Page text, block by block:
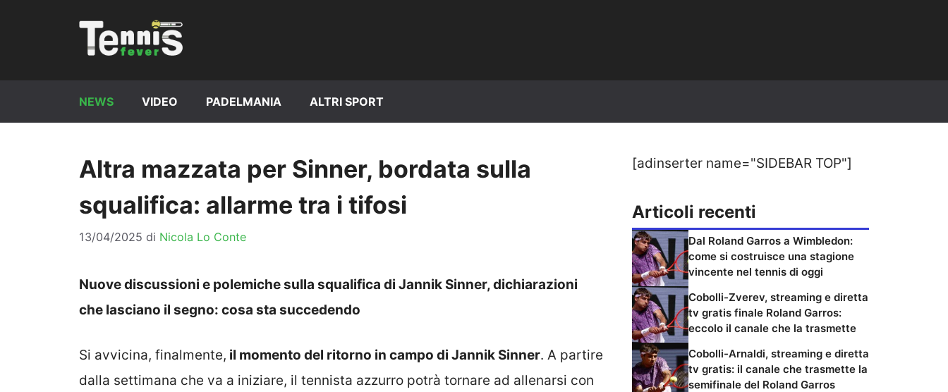
NEWS VIDEO PADELMANIA ALTRI SPORT
Altra mazzata per Sinner, bordata sulla
squalifica: allarme tra i tifosi
13/04/2025 di Nicola Lo Conte
Nuove discussioni e polemiche sulla squalifica di Jannik Sinner, dichiarazioni
che lasciano il segno: cosa sta succedendo
Si avvicina, finalmente, il momento del ritorno in campo di Jannik Sinner. A partire
dalla settimana che va a iniziare, il tennista azzurro potrà tornare ad allenarsi con
[adinserter name="SIDEBAR TOP"]
Articoli recenti
Dal Roland Garros a Wimbledon:
come si costruisce una stagione
vincente nel tennis di oggi
Cobolli-Zverev, streaming e diretta
tv gratis finale Roland Garros:
eccolo il canale che la trasmette
Cobolli-Arnaldi, streaming e diretta
tv gratis: il canale che trasmette la
semifinale del Roland Garros